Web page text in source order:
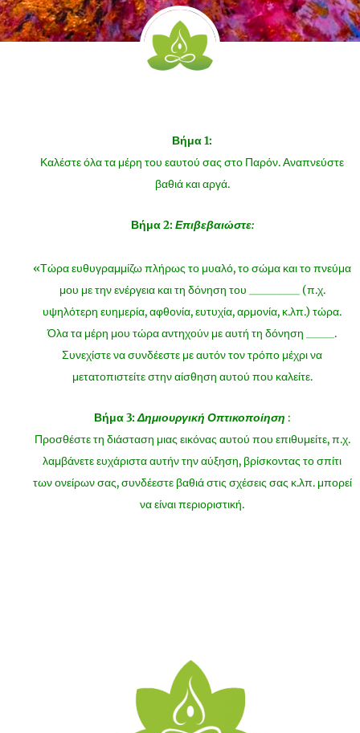
Βήμα 1:
Καλέστε όλα τα μέρη του εαυτού σας στο Παρόν. Αναπνεύστε
βαθιά και αργά.
Βήμα 2: Επιβεβαιώστε:
«Τώρα ευθυγραμμίζω πλήρως το μυαλό, το σώμα και το πνεύμα
μου με την ενέργεια και τη δόνηση του _________ (π.χ.
υψηλότερη ευημερία, αφθονία, ευτυχία, αρμονία, κ.λπ.) τώρα.
Όλα τα μέρη μου τώρα αντηχούν με αυτή τη δόνηση _____.
Συνεχίστε να συνδέεστε με αυτόν τον τρόπο μέχρι να
μετατοπιστείτε στην αίσθηση αυτού που καλείτε.
Βήμα 3:Δημιουργική Οπτικοποίηση :
Προσθέστε τη διάσταση μιας εικόνας αυτού που επιθυμείτε, π.χ.
λαμβάνετε ευχάριστα αυτήν την αύξηση, βρίσκοντας το σπίτι
των ονείρων σας, συνδέεστε βαθιά στις σχέσεις σας κ.λπ. μπορεί
να είναι περιοριστική.